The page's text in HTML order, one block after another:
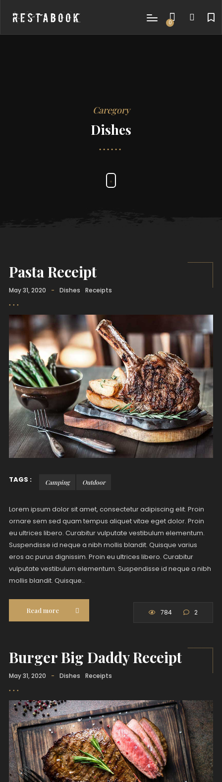
0
Caregory
Dishes
Pasta Receipt
May 31, 2020 - Dishes Receipts
TAGS : Camping Outdoor
Lorem ipsum dolor sit amet, consectetur adipiscing elit. Proin
ornare sem sed quam tempus aliquet vitae eget dolor. Proin
eu ultrices libero. Curabitur vulputate vestibulum elementum.
Suspendisse id neque a nibh mollis blandit. Quisque varius
eros ac purus dignissim. Proin eu ultrices libero. Curabitur
vulputate vestibulum elementum. Suspendisse id neque a nibh
mollis blandit. Quisque..
Read more 784 2
Burger Big Daddy Receipt
May 31, 2020 - Dishes Receipts